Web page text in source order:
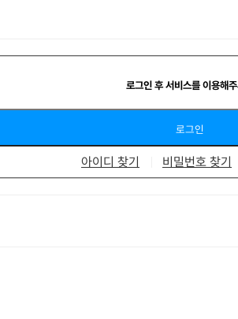
로그인 후 서비스를 이용해
아이디 찾기 비밀번호 찾기